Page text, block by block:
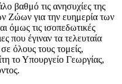
βαθμό τις ανησυχίες της
Ζώων για την ευημερία των
όμως τις ισοπεδωτικές
που έγιναν τα τελευταία
όλους τους τομείς,
το Υπουργείο Γεωργίας,